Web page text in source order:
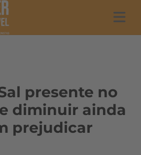
presente no
diminuir ainda
prejudicar